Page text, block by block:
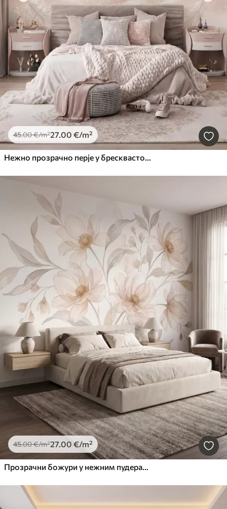
45.00€/m²27.00 €/m²
Нежно прозрачно перје у бресквасто-ружичастој измаглици са сјајем
45.00€/m²27.00 €/m²
Прозрачни божури у нежним пудерасто-беж тоновима